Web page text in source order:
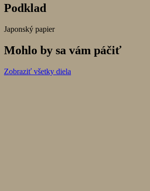
Podklad
Japonský papier
Mohlo by sa vám páčiť
Zobraziť všetky diela